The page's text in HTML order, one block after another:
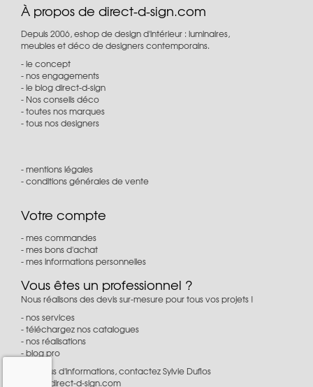
À propos de direct-d-sign.com
Depuis 2006, eshop de design d'intérieur : luminaires,
meubles et déco de designers contemporains.
le concept
nos engagements
le blog direct-d-sign
Nos conseils déco
toutes nos marques
tous nos designers
mentions légales
conditions générales de vente
Votre compte
mes commandes
mes bons d'achat
mes informations personnelles
Vous êtes un professionnel ?
Nous réalisons des devis sur-mesure pour tous vos projets !
nos services
téléchargez nos catalogues
nos réalisations
blog pro
Pour plus d'informations, contactez Sylvie Duflos
pro@direct-d-sign.com